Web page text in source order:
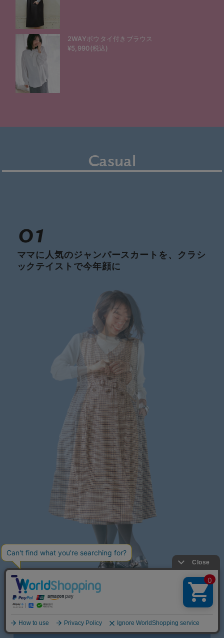
2WAYボウタイ付きブラウス
¥5,990(税込)
Casual
01
ママに人気のジャンパースカートを、クラシ
ックテイストで今年顔に
ママMDコメント